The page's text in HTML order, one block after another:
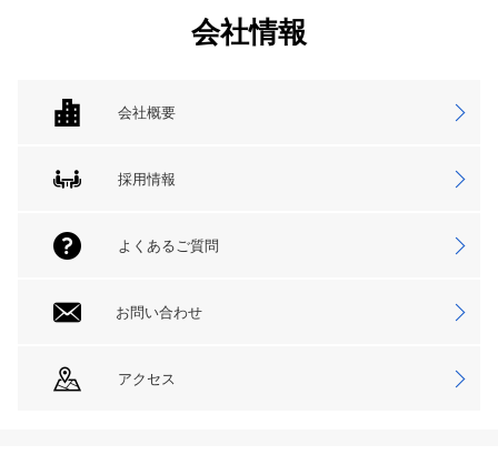
会社情報
会社概要
採用情報
よくあるご質問
お問い合わせ
アクセス